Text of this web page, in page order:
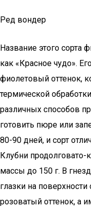
Ред вондер
Название этого сорта
как «Красное чудо».
фиолетовый оттенок,
термической
различных способов
готовить пюре или
80-90 дней, и сорт
Клубни продолговато-
массы до 150 г. В
глазки на
розоватый оттенок, а